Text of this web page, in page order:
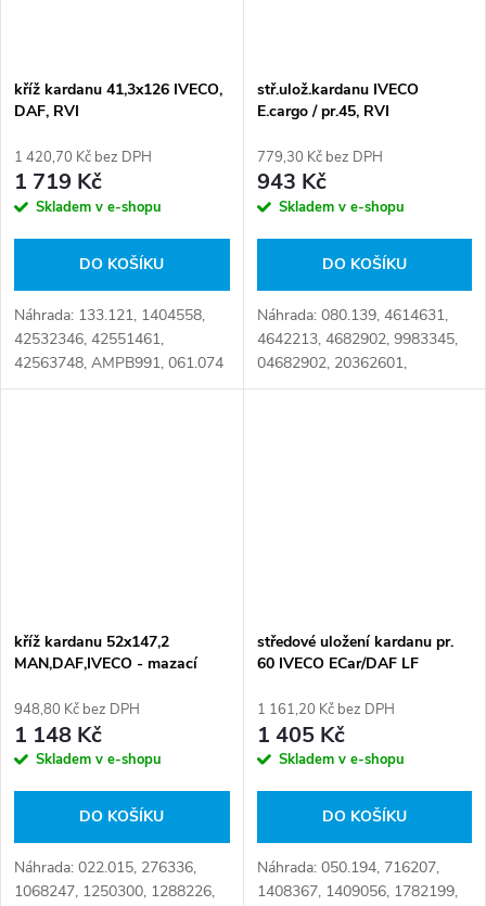
kříž kardanu 41,3x126 IVECO,
DAF, RVI
1 420,70 Kč bez DPH
1 719 Kč
Skladem v e-shopu
DO KOŠÍKU
Náhrada: 133.121, 1404558,
42532346, 42551461,
42563748, AMPB991, 061.074
Číslo karty: 071259
stř.ulož.kardanu IVECO
E.cargo / pr.45, RVI
779,30 Kč bez DPH
943 Kč
Skladem v e-shopu
DO KOŠÍKU
Náhrada: 080.139, 4614631,
4642213, 4682902, 9983345,
04682902, 20362601,
20845657, 42536523,
kříž kardanu 52x147,2
MAN,DAF,IVECO - mazací
948,80 Kč bez DPH
1 148 Kč
Skladem v e-shopu
DO KOŠÍKU
Náhrada: 022.015, 276336,
1068247, 1250300, 1288226,
středové uložení kardanu pr.
60 IVECO ECar/DAF LF
1 161,20 Kč bez DPH
1 405 Kč
Skladem v e-shopu
DO KOŠÍKU
Náhrada: 050.194, 716207,
1408367, 1409056, 1782199,